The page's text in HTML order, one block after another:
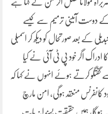
مولانا فضل الرحمن نے کہا ہے
کے دوست آئینی ترمیم سے کیسے
کے بعد صورتحال کو دیکھ کر اسمبلی
اگر خود پی ٹی آئی نے کیا
گفتگو کرتے ہوئے انہوں نے کہا کہ
کانفرنس منعقد ہوگی، امن مارچ
ہوگا، ہمیں حقیقت پسندانہ بات